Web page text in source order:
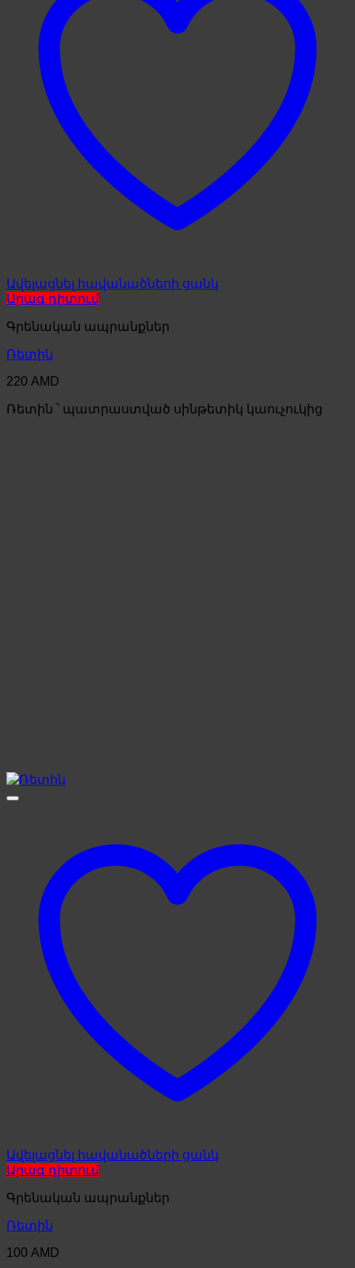
Ավելացնել հավանածների ցանկ
Արագ դիտում
Գրենական ապրանքներ
Ռետին
220 AMD
Ռետին ՝ պատրաստված սինթետիկ կաուչուկից
Ավելացնել հավանածների ցանկ
Արագ դիտում
Գրենական ապրանքներ
Ռետին
100 AMD